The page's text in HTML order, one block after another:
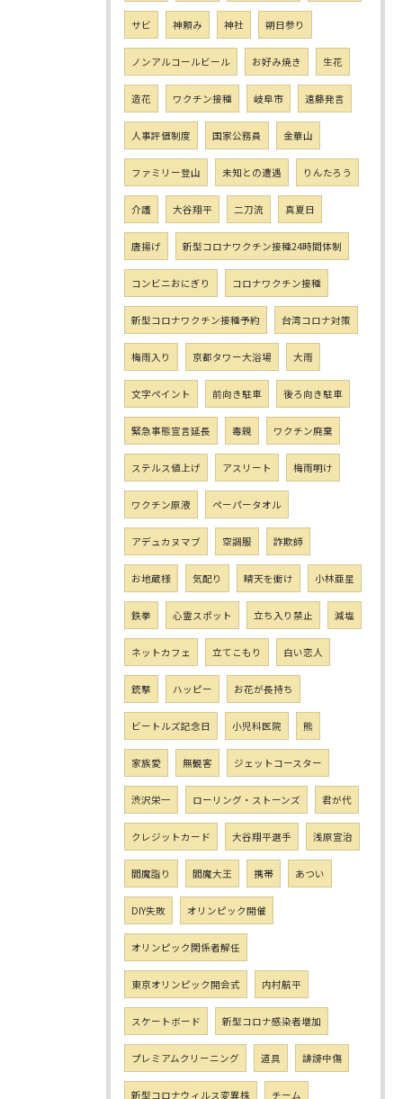
サビ 神頼み 神社 朔日参り
ノンアルコールビール お好み焼き 生花
造花 ワクチン接種 岐阜市 遠藤発言
人事評価制度 国家公務員 金華山
ファミリー登山 未知との遭遇 りんたろう
介護 大谷翔平 二刀流 真夏日
唐揚げ 新型コロナワクチン接種24時間体制
コンビニおにぎり コロナワクチン接種
新型コロナワクチン接種予約 台湾コロナ対策
梅雨入り 京都タワー大浴場 大雨
文字ペイント 前向き駐車 後ろ向き駐車
緊急事態宣言延長 毒親 ワクチン廃棄
ステルス値上げ アスリート 梅雨明け
ワクチン原液 ペーパータオル
アデュカヌマブ 空調服 詐欺師
お地蔵様 気配り 晴天を衝け 小林亜星
鉄拳 心霊スポット 立ち入り禁止 減塩
ネットカフェ 立てこもり 白い恋人
銃撃 ハッピー お花が長持ち
ビートルズ記念日 小児科医院 熊
家族愛 無観客 ジェットコースター
渋沢栄一 ローリング・ストーンズ 君が代
クレジットカード 大谷翔平選手 浅原宣治
閻魔詣り 閻魔大王 携帯 あつい
DIY失敗 オリンピック開催
オリンピック関係者解任
東京オリンピック開会式 内村航平
スケートボード 新型コロナ感染者増加
プレミアムクリーニング 道具 誹謗中傷
新型コロナウィルス変異株 チーム